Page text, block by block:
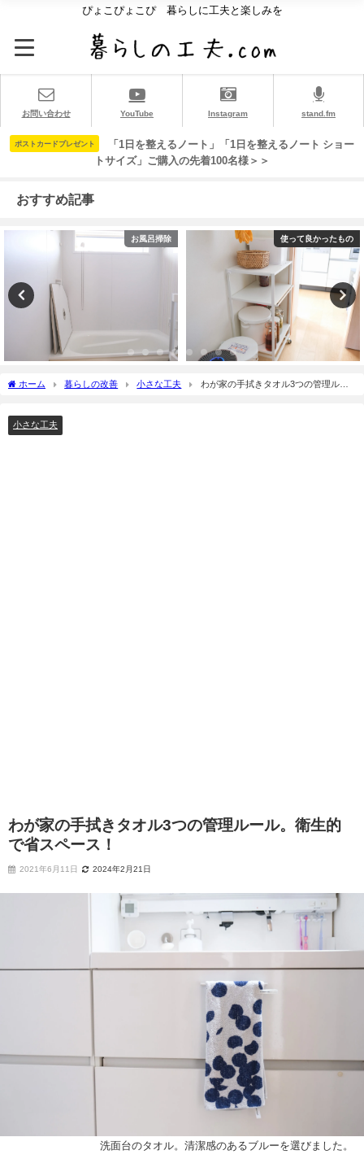
ぴょこぴょこぴ 暮らしに工夫と楽しみを
お問い合わせ YouTube Instagram stand.fm
ポストカードプレゼント
「1日を整えるノート」「1日を整えるノート ショー
トサイズ」ご購入の先着100名様＞＞
おすすめ記事
使って良かったもの 食
ホーム 暮らしの改善 小さな工夫
わが家の手拭きタオル3つの管理ルー
小さな工夫
わが家の手拭きタオル3つの管理ルール。衛生的
で省スペース！
2021年6月11日 2024年2月21日
洗面台のタオル。清潔感のあるブルーを選びました。